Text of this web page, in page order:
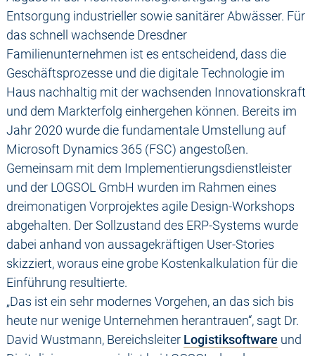
Entsorgung industrieller sowie sanitärer Abwässer. Für
das schnell wachsende Dresdner
Familienunternehmen ist es entscheidend, dass die
Geschäftsprozesse und die digitale Technologie im
Haus nachhaltig mit der wachsenden Innovationskraft
und dem Markterfolg einhergehen können. Bereits im
Jahr 2020 wurde die fundamentale Umstellung auf
Microsoft Dynamics 365 (FSC) angestoßen.
Gemeinsam mit dem Implementierungsdienstleister
und der LOGSOL GmbH wurden im Rahmen eines
dreimonatigen Vorprojektes agile Design-Workshops
abgehalten. Der Sollzustand des ERP-Systems wurde
dabei anhand von aussagekräftigen User-Stories
skizziert, woraus eine grobe Kostenkalkulation für die
Einführung resultierte.
„Das ist ein sehr modernes Vorgehen, an das sich bis
heute nur wenige Unternehmen herantrauen“, sagt Dr.
David Wustmann, Bereichsleiter Logistiksoftware und